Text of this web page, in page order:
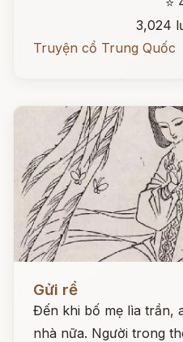
3,024
Truyện cổ Trung Quốc
Gửi rể
Đến khi bố mẹ lìa trần,
nhà nữa. Người trong